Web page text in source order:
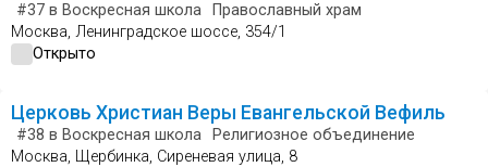
#37 в Воскресная школа
Православный храм
Москва, Ленинградское шоссе, 354/1
Открыто
Церковь Христиан Веры Евангельской Вефиль
#38 в Воскресная школа
Религиозное объединение
Москва, Щербинка, Сиреневая улица, 8